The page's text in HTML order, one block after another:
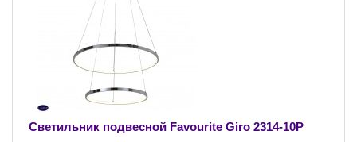
Светильник подвесной Favourite Giro 2314-10P